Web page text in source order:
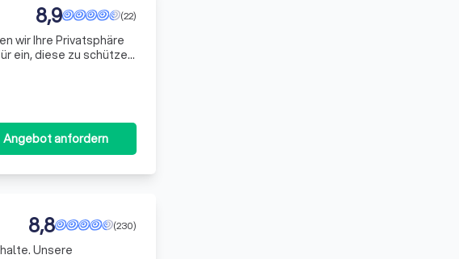
(22)
8,9
wir Ihre Privatsphäre
ein, diese zu schützen.
Angebot anfordern
(230)
8,8
Unsere